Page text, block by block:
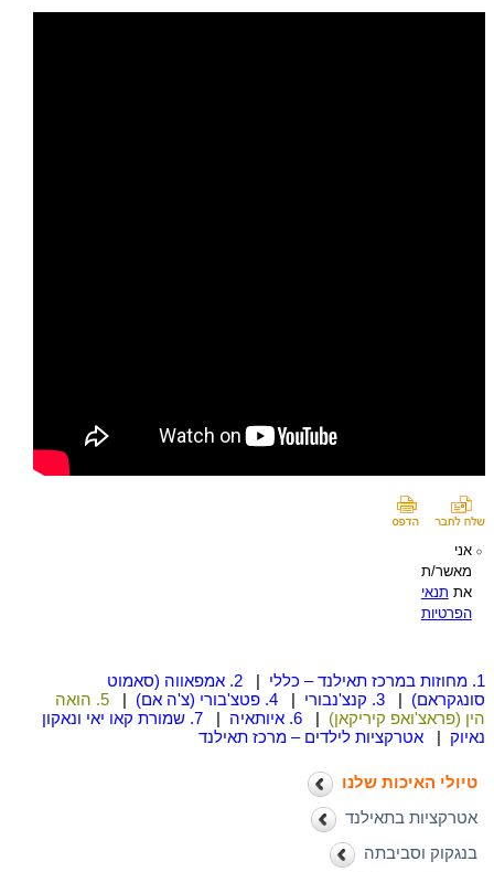
אני
מאשר/ת
את תנאי
הפרטיות
1. מחוזות במרכז תאילנד – כללי |
2. אמפאווה (סאמוט
סונגקראם) | 3. קנצ'נבורי | 4. פטצ'בורי (צ'ה אם) |
5. הואה
הין (פראצ'ואפ קיריקאן) | 6. איותאיה |
7. שמורת קאו יאי ונאקון
נאיוק | אטרקציות לילדים – מרכז תאילנד
טיולי האיכות שלנו
אטרקציות בתאילנד
בנגקוק וסביבתה